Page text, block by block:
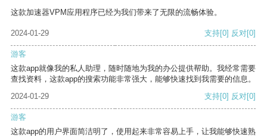
这款加速器VPM应用程序已经为我们带来了无限的流畅体验。
2024-01-29 支持[0] 反对[0]
游客
这款app就像我的私人助理，随时随地为我的办公提供帮助。我经常需要
查找资料，这款app的搜索功能非常强大，能够快速找到我需要的信息。
2024-01-29
支持[0] 反对[0]
游客
这款app的用户界面简洁明了，使用起来非常容易上手，让我能够快速熟